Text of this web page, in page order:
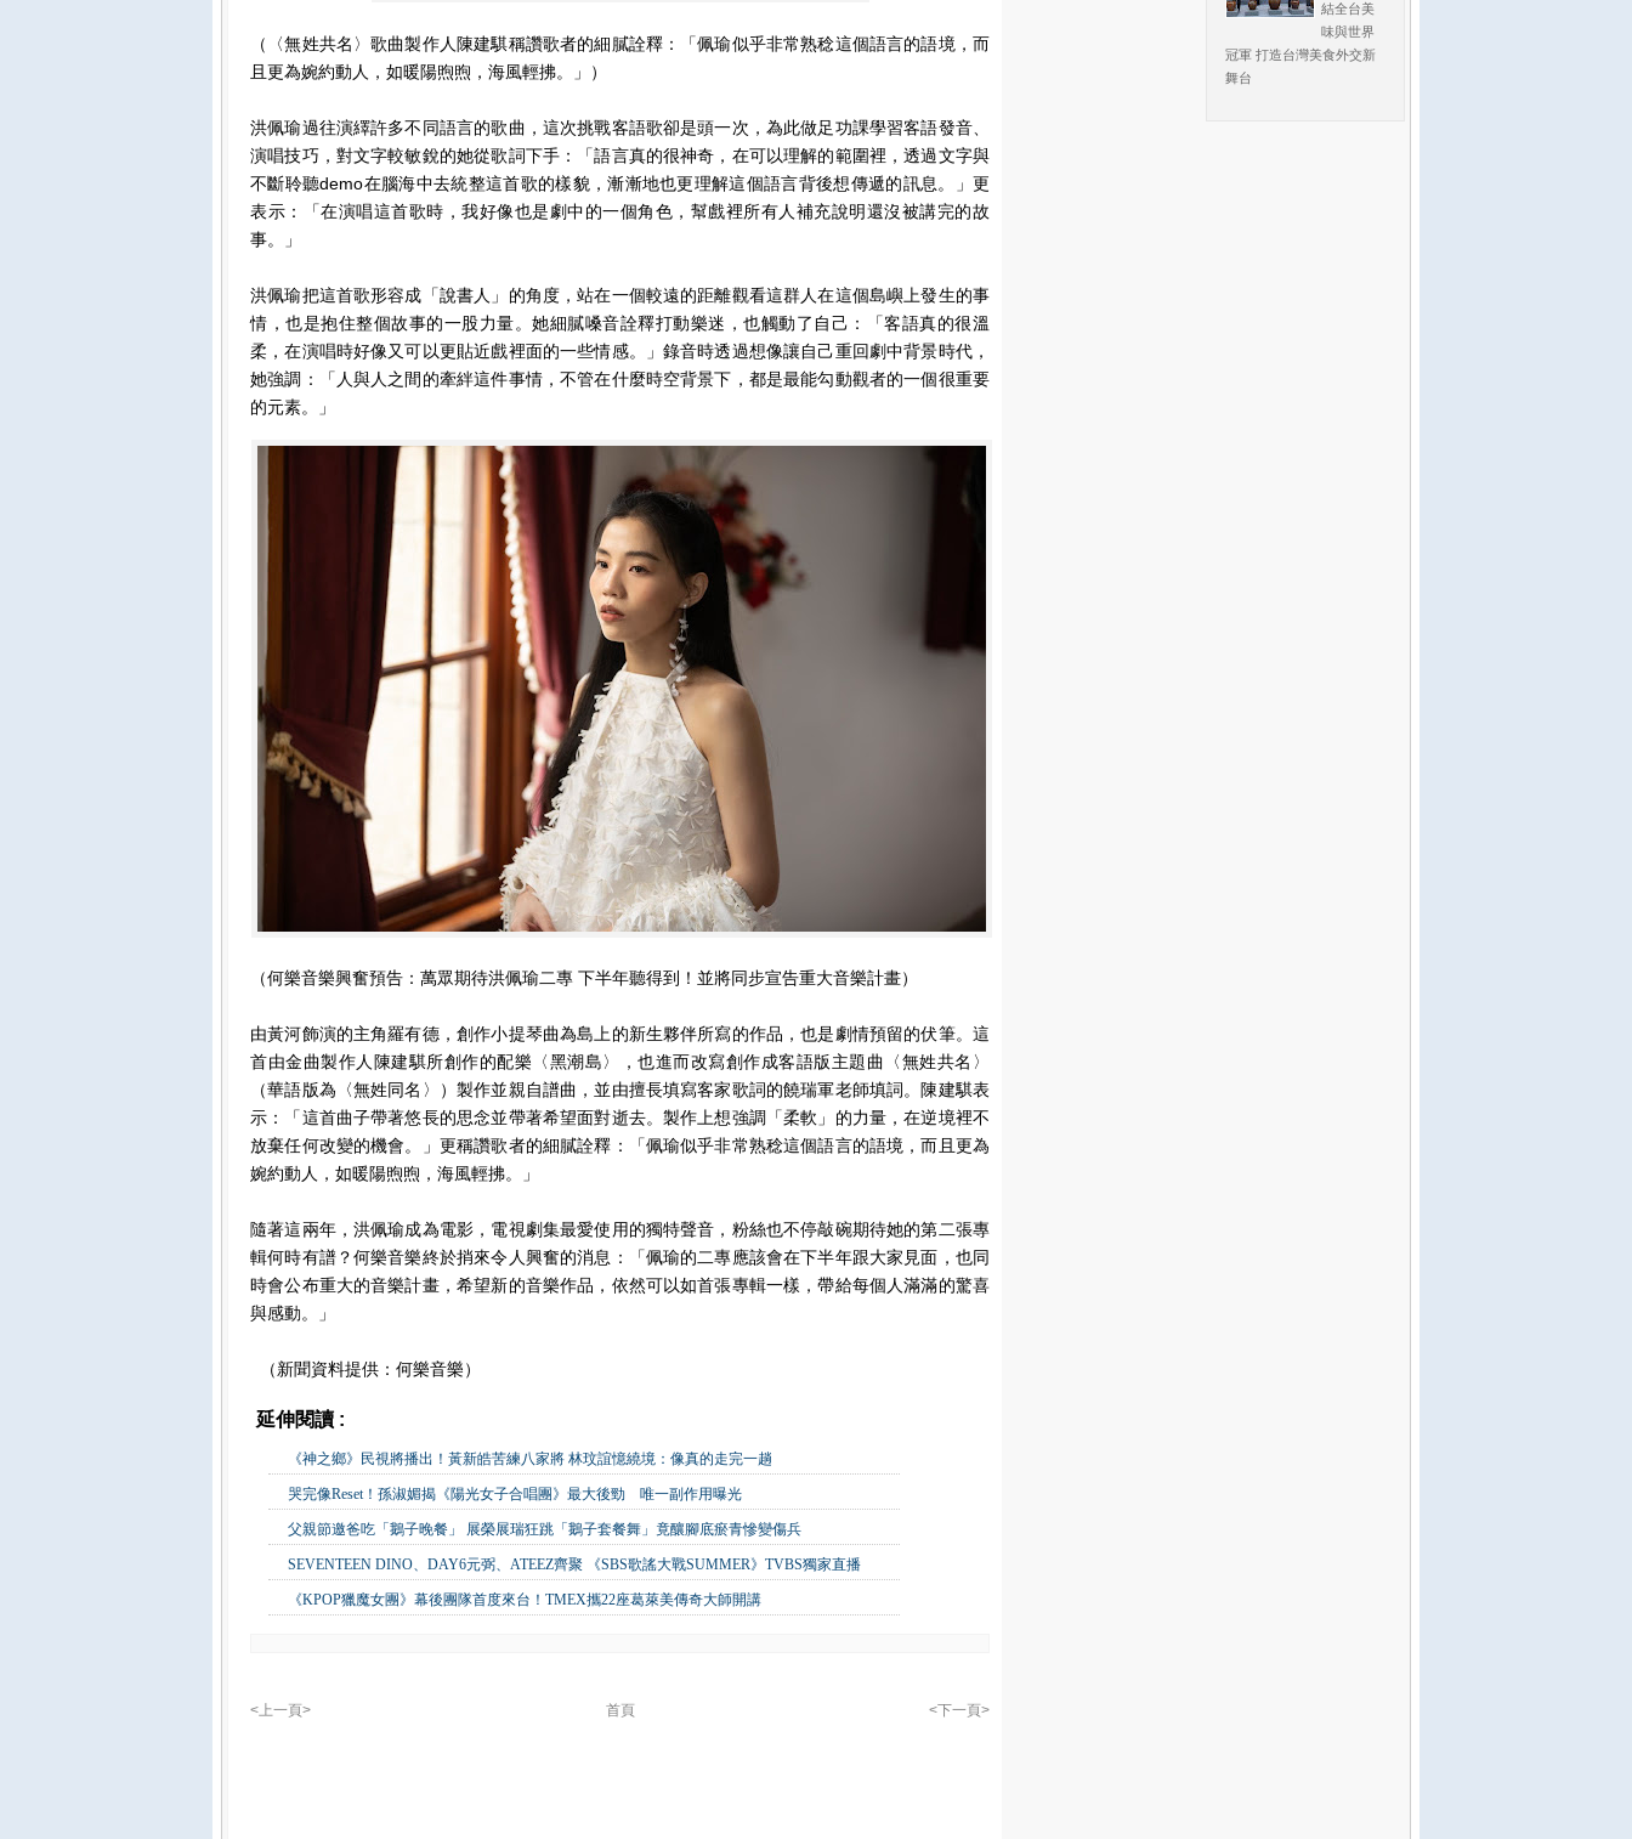
（〈無姓共名〉歌曲製作人陳建騏稱讚歌者的細膩詮釋：「佩瑜似乎非常熟稔這個語言的語境，而
且更為婉約動人，如暖陽煦煦，海風輕拂。」）
洪佩瑜過往演繹許多不同語言的歌曲，這次挑戰客語歌卻是頭一次，為此做足功課學習客語發音、
演唱技巧，對文字較敏銳的她從歌詞下手：「語言真的很神奇，在可以理解的範圍裡，透過文字與
不斷聆聽demo在腦海中去統整這首歌的樣貌，漸漸地也更理解這個語言背後想傳遞的訊息。」更
表示：「在演唱這首歌時，我好像也是劇中的一個角色，幫戲裡所有人補充說明還沒被講完的故
事。」
洪佩瑜把這首歌形容成「說書人」的角度，站在一個較遠的距離觀看這群人在這個島嶼上發生的事
情，也是抱住整個故事的一股力量。她細膩嗓音詮釋打動樂迷，也觸動了自己：「客語真的很溫
柔，在演唱時好像又可以更貼近戲裡面的一些情感。」錄音時透過想像讓自己重回劇中背景時代，
她強調：「人與人之間的牽絆這件事情，不管在什麼時空背景下，都是最能勾動觀者的一個很重要
的元素。」
（何樂音樂興奮預告：萬眾期待洪佩瑜二專 下半年聽得到！並將同步宣告重大音樂計畫）
由黃河飾演的主角羅有德，創作小提琴曲為島上的新生夥伴所寫的作品，也是劇情預留的伏筆。這
首由金曲製作人陳建騏所創作的配樂〈黑潮島〉，也進而改寫創作成客語版主題曲〈無姓共名〉
（華語版為〈無姓同名〉）製作並親自譜曲，並由擅長填寫客家歌詞的饒瑞軍老師填詞。陳建騏表
示：「這首曲子帶著悠長的思念並帶著希望面對逝去。製作上想強調「柔軟」的力量，在逆境裡不
放棄任何改變的機會。」更稱讚歌者的細膩詮釋：「佩瑜似乎非常熟稔這個語言的語境，而且更為
婉約動人，如暖陽煦煦，海風輕拂。」
隨著這兩年，洪佩瑜成為電影，電視劇集最愛使用的獨特聲音，粉絲也不停敲碗期待她的第二張專
輯何時有譜？何樂音樂終於捎來令人興奮的消息：「佩瑜的二專應該會在下半年跟大家見面，也同
時會公布重大的音樂計畫，希望新的音樂作品，依然可以如首張專輯一樣，帶給每個人滿滿的驚喜
與感動。」
（新聞資料提供：何樂音樂）
延伸閱讀 :
《神之鄉》民視將播出！黃新皓苦練八家將 林玟誼憶繞境：像真的走完一趟
哭完像Reset！孫淑媚揭《陽光女子合唱團》最大後勁 唯一副作用曝光
父親節邀爸吃「鵝子晚餐」 展榮展瑞狂跳「鵝子套餐舞」竟釀腳底瘀青慘變傷兵
SEVENTEEN DINO、DAY6元弼、ATEEZ齊聚 《SBS歌謠大戰SUMMER》TVBS獨家直播
《KPOP獵魔女團》幕後團隊首度來台！TMEX攜22座葛萊美傳奇大師開講
<上一頁> <下一頁>
首頁
結全台美
味與世界
冠軍 打造台灣美食外交新
舞台